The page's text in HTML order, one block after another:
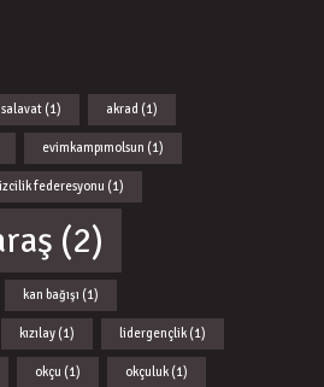
(1) akrad (1)
evimkampımolsun (1)
izcilik federesyonu (1)
(2)
kan bağışı (1)
kızılay (1) lidergençlik (1)
okçu (1) okçuluk (1)